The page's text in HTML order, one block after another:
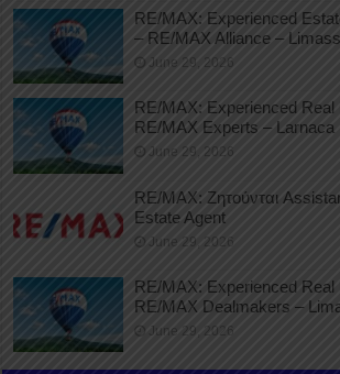
RE/MAX: Experienced
– RE/MAX Alliance –
June 29, 2026
RE/MAX: Experienced Real
RE/MAX Experts – Larnaca
June 29, 2026
RE/MAX: Ζητούνται
Estate Agent
June 29, 2026
RE/MAX: Experienced Real
RE/MAX Dealmakers –
June 29, 2026